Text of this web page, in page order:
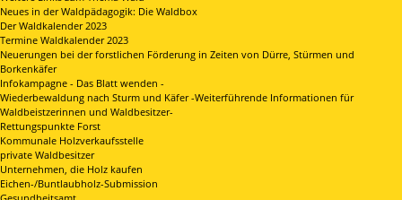
Neues in der Waldpädagogik: Die Waldbox
Der Waldkalender 2023
Termine Waldkalender 2023
Neuerungen bei der forstlichen Förderung in Zeiten von Dürre, Stürmen und
Borkenkäfer
Infokampagne - Das Blatt wenden -
Wiederbewaldung nach Sturm und Käfer -Weiterführende Informationen für
Waldbeistzerinnen und Waldbesitzer-
Rettungspunkte Forst
Kommunale Holzverkaufsstelle
private Waldbesitzer
Unternehmen, die Holz kaufen
Eichen-/Buntlaubholz-Submission